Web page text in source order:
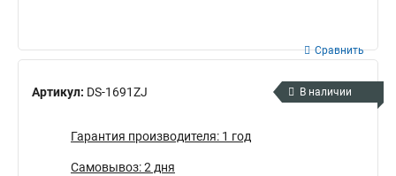
Артикул: DS-1691ZJ
Сравнить
В наличии
Гарантия производителя: 1 год
Самовывоз: 2 дня